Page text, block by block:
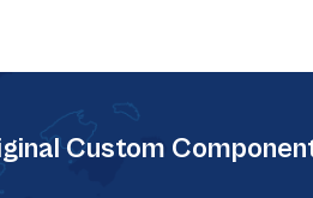
Custom
cookies